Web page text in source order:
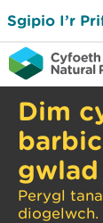
Sgipio I’r
Dim
gwlad
Perygl
diogelwch.